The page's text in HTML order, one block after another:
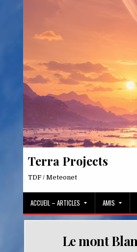
Terra Projects
TDF / Meteonet
ACCUEIL – ARTICLES AMIS
Le mont